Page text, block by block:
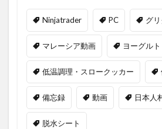
Ninjatrader PC グ
マレーシア動画 ヨーグルト
低温調理・スロークッカー
備忘録 動画 日本人
脱水シート